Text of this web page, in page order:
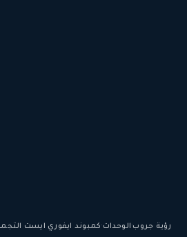
رؤية جروب·الوحدات·كمبوند ايفوري ايست